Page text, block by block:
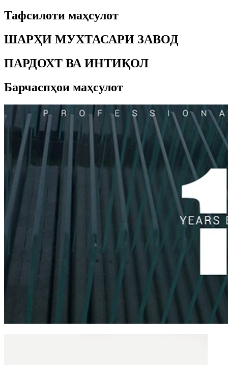
Тафсилоти маҳсулот
ШАРҲИ МУХТАСАРИ ЗАВОД
ПАРДОХТ ВА ИНТИҚОЛ
Барчаспҳои маҳсулот